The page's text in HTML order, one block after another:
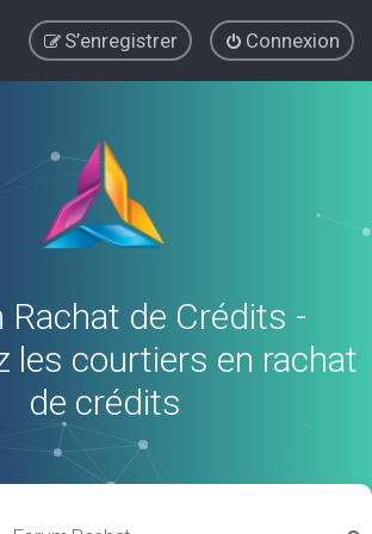
Connexion
S’enregistrer
Rachat de Crédits -
les courtiers en rachat
de crédits